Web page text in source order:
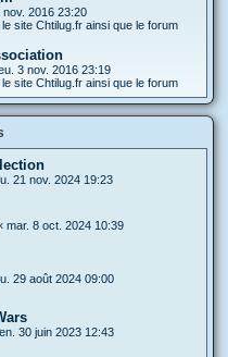
nov. 2016 23:20
site Chtilug.fr ainsi que le forum
3 nov. 2016 23:19
site Chtilug.fr ainsi que le forum
21 nov. 2024 19:23
mar. 8 oct. 2024 10:39
29 août 2024 09:00
30 juin 2023 12:43